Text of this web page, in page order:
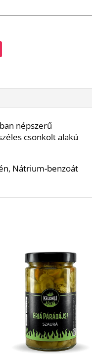
népszerű
csonkolt alakú
Nátrium-benzoát